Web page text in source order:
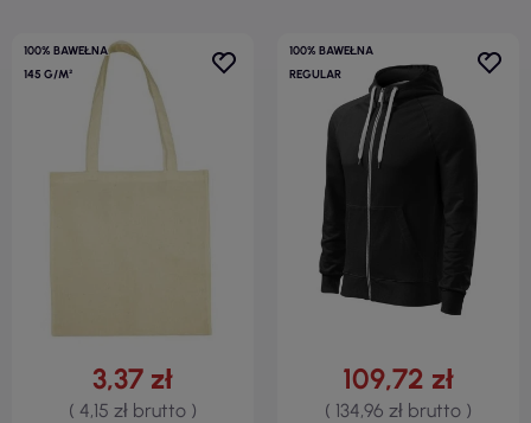
100% BAWEŁNA
145 G/M²
3,37 zł
( 4,15 zł brutto )
100% BAWEŁNA
REGULAR
109,72 zł
( 134,96 zł brutto )